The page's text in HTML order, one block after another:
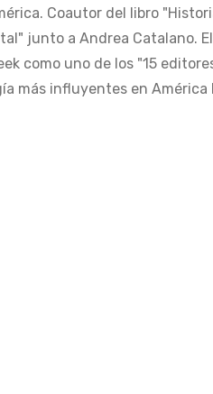
Coautor del libro
junto a Andrea Catalano.
como uno de los "15
más influyentes en América